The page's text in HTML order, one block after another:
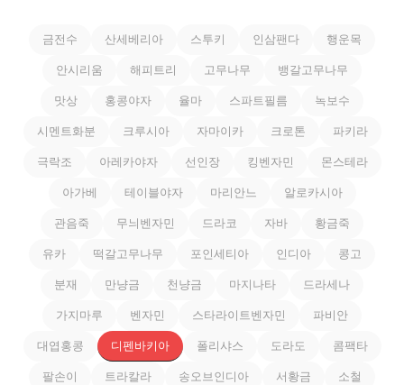
금전수 산세베리아 스투키 인삼팬다 행운목
안시리움 해피트리 고무나무 뱅갈고무나무
맛상 홍콩야자 율마 스파트필름 녹보수
시멘트화분 크루시아 자마이카 크로톤 파키라
극락조 아레카야자 선인장 킹벤자민 몬스테라
아가베 테이블야자 마리안느 알로카시아
관음죽 무늬벤자민 드라코 자바 황금죽
유카 떡갈고무나무 포인세티아 인디아 콩고
분재 만냥금 천냥금 마지나타 드라세나
가지마루 벤자민 스타라이트벤자민 파비안
대엽홍콩 디펜바키아 폴리샤스 도라도 콤팩타
팔손이 트라칼라 송오브인디아 서황금 소철